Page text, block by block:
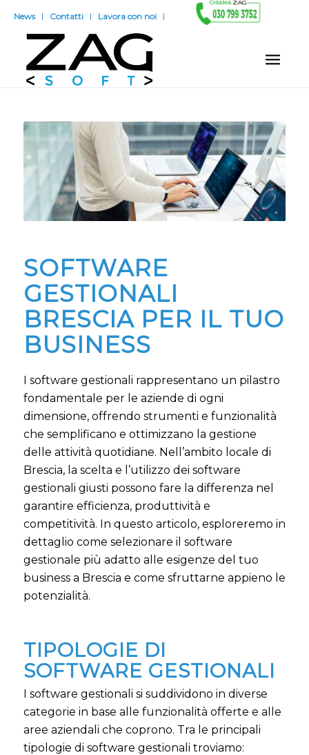
News Contatti Lavora con noi
SOFTWARE
GESTIONALI
BRESCIA PER IL TUO
BUSINESS
I software gestionali rappresentano un pilastro
fondamentale per le aziende di ogni
dimensione, offrendo strumenti e funzionalità
che semplificano e ottimizzano la gestione
delle attività quotidiane. Nell’ambito locale di
Brescia, la scelta e l’utilizzo dei software
gestionali giusti possono fare la differenza nel
garantire efficienza, produttività e
competitività. In questo articolo, esploreremo in
dettaglio come selezionare il software
gestionale più adatto alle esigenze del tuo
business a Brescia e come sfruttarne appieno le
potenzialità.
TIPOLOGIE DI
SOFTWARE GESTIONALI
I software gestionali si suddividono in diverse
categorie in base alle funzionalità offerte e alle
aree aziendali che coprono. Tra le principali
tipologie di software gestionali troviamo: